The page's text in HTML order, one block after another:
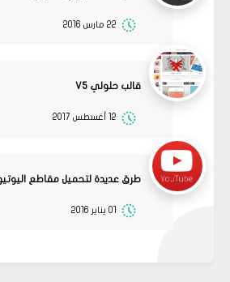
22 مارس 2016
قالب حلولي V5
12 أغسطس 2017
طرق عديدة لتحميل مقاطع
01 يناير 2016
11 2022
مشاركة
08
جرب الطريقتين ممكن تحل
حلولي